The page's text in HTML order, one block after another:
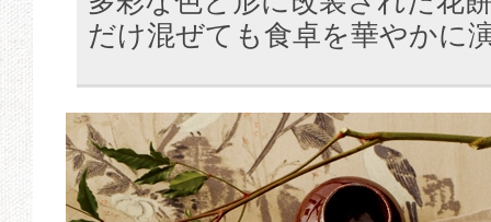
だけ混ぜても食卓を華やかに